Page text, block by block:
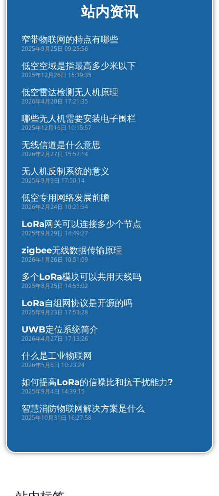
站内资讯
窄带物联网的特点有哪些
2025年9月25日 09:25:56
低空空域是指最高多少米以下
2025年12月26日 15:39:35
低空雷达检测无人机原理
2026年4月20日 17:21:35
哪些无人机需要安装电子围栏
2025年12月16日 10:15:57
无线信道是什么意思
2026年2月27日 15:52:14
无人机反制系统的意义
2025年9月9日 17:50:14
低空专用网络发展前瞻
2026年2月24日 10:21:54
LoRa网关可以连接多少个节点
2025年9月29日 14:49:27
zigbee无线数据传输原理
2026年1月26日 10:51:09
多个LoRa模块可以共用天线吗
2025年8月25日 14:55:02
LoRa自组网协议是开源的吗
2025年9月23日 17:53:28
UWB定位系统简介
2026年4月27日 17:13:26
什么是工业物联网
2026年5月6日 10:23:24
如何提高LoRa的信噪比和抗干扰能力?
2025年9月4日 14:39:15
智慧消防物联网解决方案是什么
2025年10月31日 16:27:58